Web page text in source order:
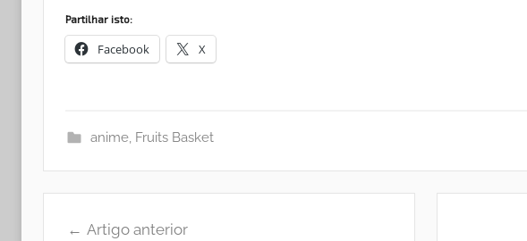
Partilhar isto:
Facebook X
anime, Fruits Basket
Artigo anterior